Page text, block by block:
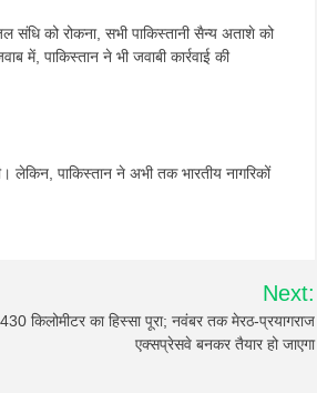
को रोकना, सभी पाकिस्तानी सैन्य अताशे को
में, पाकिस्तान ने भी जवाबी कार्रवाई की
लेकिन, पाकिस्तान ने अभी तक भारतीय नागरिकों
Next:
किलोमीटर का हिस्सा पूरा; नवंबर तक मेरठ-प्रयागराज
एक्सप्रेसवे बनकर तैयार हो जाएगा